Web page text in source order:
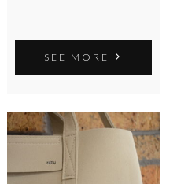
SEE MORE